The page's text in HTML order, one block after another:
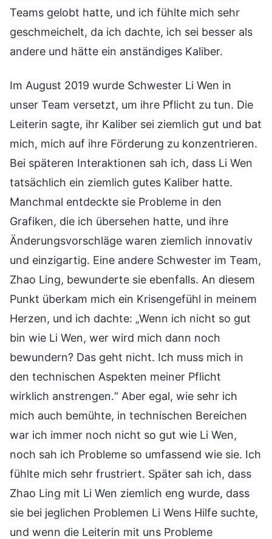
Teams gelobt hatte, und ich fühlte mich sehr
geschmeichelt, da ich dachte, ich sei besser als
andere und hätte ein anständiges Kaliber.
Im August 2019 wurde Schwester Li Wen in
unser Team versetzt, um ihre Pflicht zu tun. Die
Leiterin sagte, ihr Kaliber sei ziemlich gut und bat
mich, mich auf ihre Förderung zu konzentrieren.
Bei späteren Interaktionen sah ich, dass Li Wen
tatsächlich ein ziemlich gutes Kaliber hatte.
Manchmal entdeckte sie Probleme in den
Grafiken, die ich übersehen hatte, und ihre
Änderungsvorschläge waren ziemlich innovativ
und einzigartig. Eine andere Schwester im Team,
Zhao Ling, bewunderte sie ebenfalls. An diesem
Punkt überkam mich ein Krisengefühl in meinem
Herzen, und ich dachte: „Wenn ich nicht so gut
bin wie Li Wen, wer wird mich dann noch
bewundern? Das geht nicht. Ich muss mich in
den technischen Aspekten meiner Pflicht
wirklich anstrengen.“ Aber egal, wie sehr ich
mich auch bemühte, in technischen Bereichen
war ich immer noch nicht so gut wie Li Wen,
noch sah ich Probleme so umfassend wie sie. Ich
fühlte mich sehr frustriert. Später sah ich, dass
Zhao Ling mit Li Wen ziemlich eng wurde, dass
sie bei jeglichen Problemen Li Wens Hilfe suchte,
und wenn die Leiterin mit uns Probleme